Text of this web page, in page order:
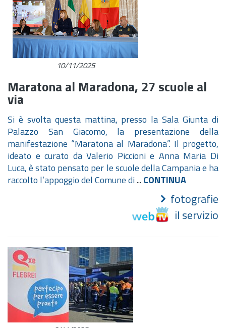
10/11/2025
Maratona al Maradona, 27 scuole al
via
Si è svolta questa mattina, presso la Sala Giunta di
Palazzo San Giacomo, la presentazione della
manifestazione “Maratona al Maradona”. Il progetto,
ideato e curato da Valerio Piccioni e Anna Maria Di
Luca, è stato pensato per le scuole della Campania e ha
raccolto l’appoggio del Comune di... CONTINUA
fotografie
il servizio